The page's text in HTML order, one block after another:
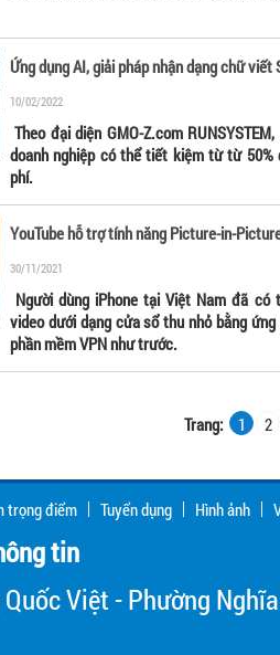
Ứng dụng AI, giải pháp nhận dạng chữ
10/02/2022
Theo đại diện GMO-Z.com
doanh nghiệp có thể tiết kiệm từ từ
phí.
YouTube hỗ trợ tính năng Picture-in-
30/11/2021
Người dùng iPhone tại Việt Nam đã
video dưới dạng cửa sổ thu nhỏ bằng
phần mềm VPN như trước.
Trang: 1 2
trọng điểm Tuyển dụng Hình ảnh
tin
Việt - Phường